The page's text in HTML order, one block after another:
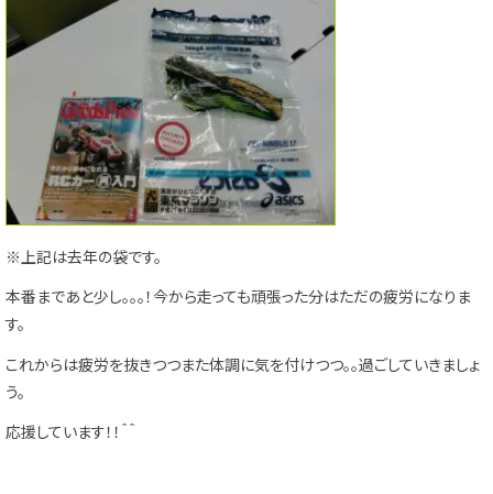
※上記は去年の袋です。
本番まであと少し。。。！今から走っても頑張った分はただの疲労になりま
す。
これからは疲労を抜きつつまた体調に気を付けつつ。。過ごしていきましょ
う。
応援しています！！＾＾